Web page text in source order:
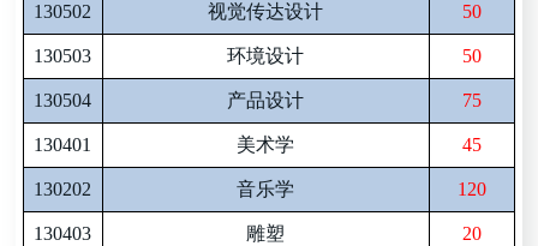
130502 视觉传达设计 50
130503 环境设计 50
130504 产品设计 75
130401 美术学 45
130202 音乐学 120
130403 雕塑 20